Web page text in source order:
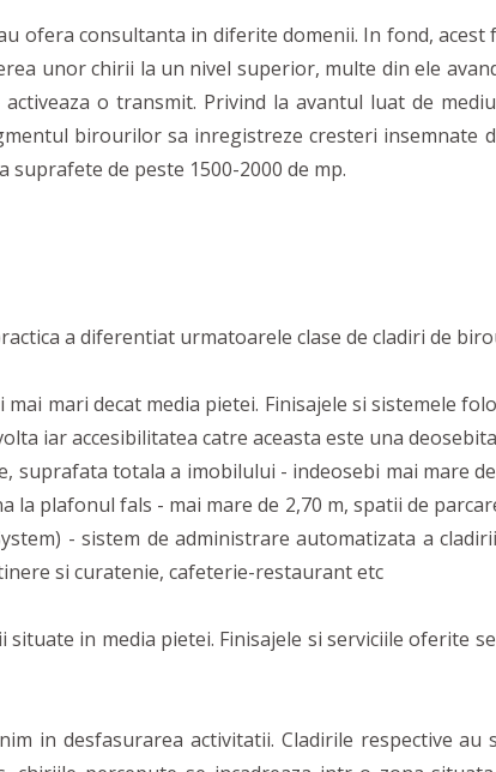
ofera consultanta in diferite domenii. In fond, acest
unor chirii la un nivel superior, multe din ele
o transmit. Privind la avantul luat de
birourilor sa inregistreze cresteri insemnate
de peste 1500-2000 de mp.
a diferentiat urmatoarele clase de cladiri de
mari decat media pietei. Finisajele si sistemele
iar accesibilitatea catre aceasta este una
totala a imobilului - indeosebi mai mare
plafonul fals - mai mare de 2,70 m, spatii de
- sistem de administrare automatizata a
si curatenie, cafeterie-restaurant etc
in media pietei. Finisajele si serviciile oferite
in desfasurarea activitatii. Cladirile respective au